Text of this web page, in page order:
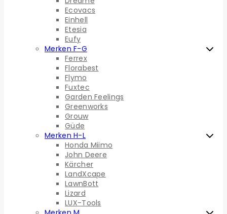
Ecovacs
Einhell
Etesia
Eufy
Merken F-G
Ferrex
Florabest
Flymo
Fuxtec
Garden Feelings
Greenworks
Grouw
Güde
Merken H-L
Honda Miimo
John Deere
Kärcher
LandXcape
LawnBott
Lizard
LUX-Tools